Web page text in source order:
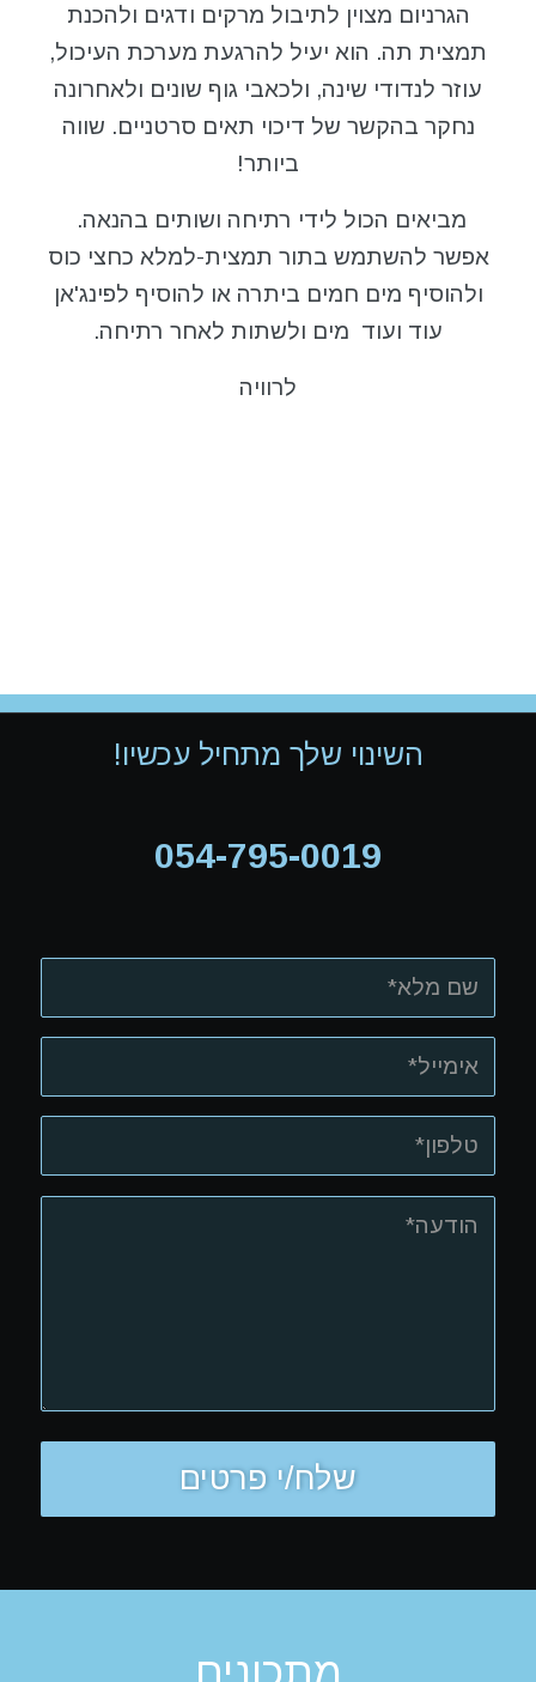
הגרניום מצוין לתיבול מרקים ודגים ולהכנת
תמצית תה. הוא יעיל להרגעת מערכת העיכול,
עוזר לנדודי שינה, ולכאבי גוף שונים ולאחרונה
נחקר בהקשר של דיכוי תאים סרטניים. שווה
ביותר!
מביאים הכול לידי רתיחה ושותים בהנאה.
אפשר להשתמש בתור תמצית-למלא כחצי כוס
ולהוסיף מים חמים ביתרה או להוסיף לפינג'אן
עוד ועוד מים ולשתות לאחר רתיחה.
לרוויה
השינוי שלך מתחיל עכשיו!
054-795-0019
מתכונים